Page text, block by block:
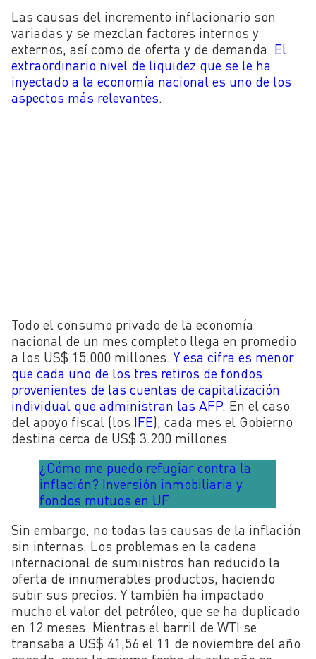
Las causas del incremento inflacionario son
variadas y se mezclan factores internos y
externos, así como de oferta y de demanda. El
extraordinario nivel de liquidez que se le ha
inyectado a la economía nacional es uno de los
aspectos más relevantes.
Todo el consumo privado de la economía
nacional de un mes completo llega en promedio
a los US$ 15.000 millones.Y esa cifra es menor
que cada uno de los tres retiros de fondos
provenientes de las cuentas de capitalización
individual que administran las AFP. En el caso
del apoyo fiscal (los IFE), cada mes el Gobierno
destina cerca de US$ 3.200 millones.
¿Cómo me puedo refugiar contra la
inflación? Inversión inmobiliaria y
fondos mutuos en UF
Sin embargo, no todas las causas de la inflación
sin internas. Los problemas en la cadena
internacional de suministros han reducido la
oferta de innumerables productos, haciendo
subir sus precios. Y también ha impactado
mucho el valor del petróleo, que se ha duplicado
en 12 meses. Mientras el barril de WTI se
transaba a US$ 41,56 el 11 de noviembre del año